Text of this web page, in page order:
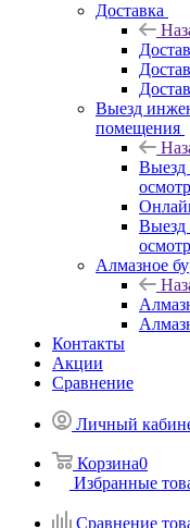
Доставка
Выезд
помещения
Выезд
Выезд
Алмазное
Контакты
Акции
Сравнение
Личный
Корзина0
Избранные
Сравнение